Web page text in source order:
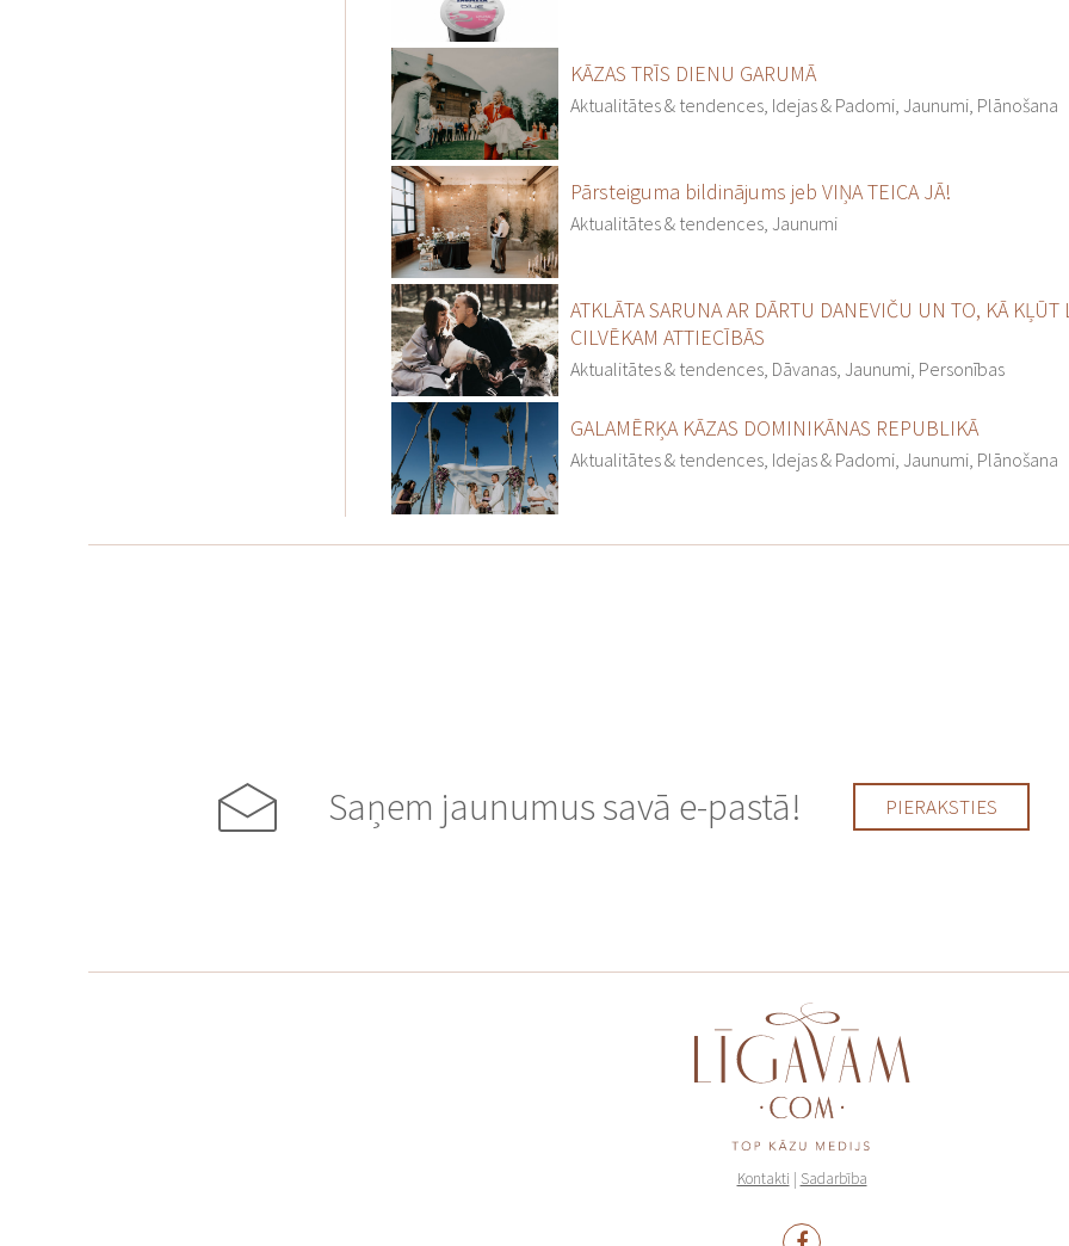
KĀZAS TRĪS DIENU GARUMĀ
Aktualitātes & tendences, Idejas & Padomi, Jaunumi, Plānošana
Pārsteiguma bildinājums jeb VIŅA TEICA JĀ!
Aktualitātes & tendences, Jaunumi
ATKLĀTA SARUNA AR DĀRTU DANEVIČU UN TO, KĀ KĻŪT
CILVĒKAM ATTIECĪBĀS
Aktualitātes & tendences, Dāvanas, Jaunumi, Personības
GALAMĒRĶA KĀZAS DOMINIKĀNAS REPUBLIKĀ
Aktualitātes & tendences, Idejas & Padomi, Jaunumi, Plānošana
Saņem jaunumus savā e-pastā! PIERAKSTIES
Kontakti | Sadarbība